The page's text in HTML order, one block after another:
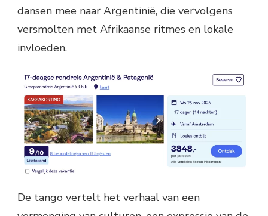
dansen mee naar Argentinië, die vervolgens
versmolten met Afrikaanse ritmes en lokale
invloeden.
De tango vertelt het verhaal van een